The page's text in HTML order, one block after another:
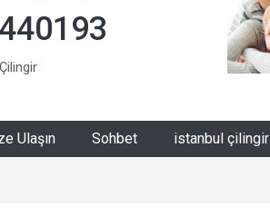
Ulaşın Sohbet istanbul çilingir